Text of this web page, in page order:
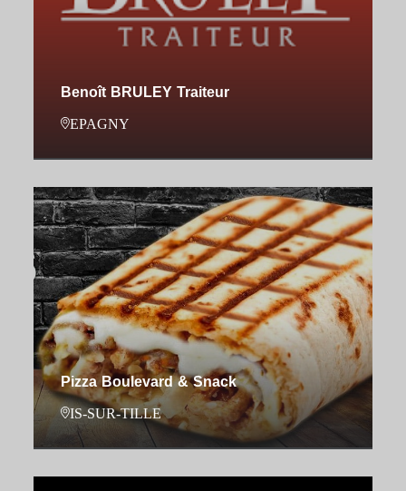
Benoît BRULEY Traiteur
EPAGNY
Pizza Boulevard & Snack
IS-SUR-TILLE